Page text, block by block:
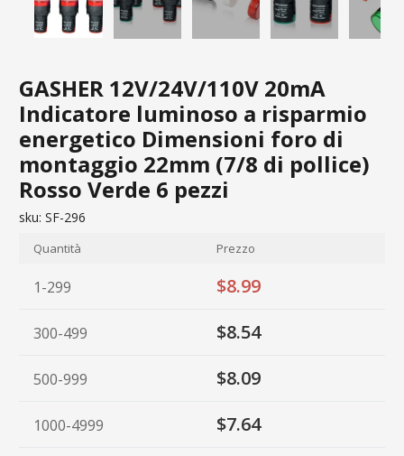
GASHER 12V/24V/110V 20mA
Indicatore luminoso a risparmio
energetico Dimensioni foro di
montaggio 22mm (7/8 di pollice)
Rosso Verde 6 pezzi
sku: SF-296
Quantità Prezzo
1-299 $8.99
300-499 $8.54
500-999 $8.09
1000-4999 $7.64